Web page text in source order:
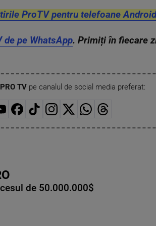
ProTV pentru telefoane
pe WhatsApp. Primiți în fiecare
TVpe canalul de social media preferat:
de 50.000.000$